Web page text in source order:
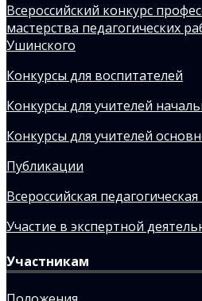
Всероссийский конкурс
мастерства педагогических
Ушинского
Конкурсы для воспитателей
Конкурсы для учителей
Конкурсы для учителей
Публикации
Всероссийская
Участие в экспертной
Участникам